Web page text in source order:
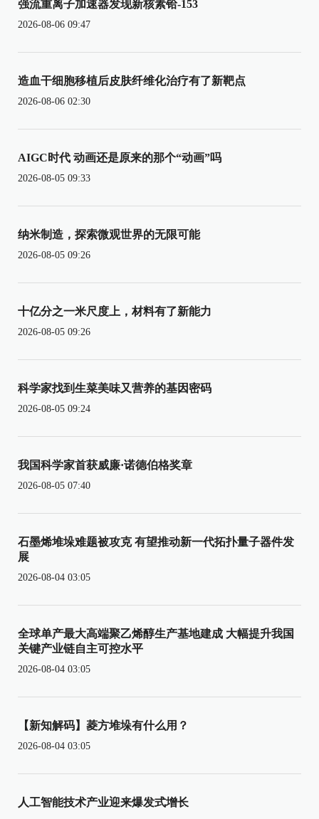
强流重离子加速器发现新核素铪-153
2026-08-06 09:47
造血干细胞移植后皮肤纤维化治疗有了新靶点
2026-08-06 02:30
AIGC时代 动画还是原来的那个“动画”吗
2026-08-05 09:33
纳米制造，探索微观世界的无限可能
2026-08-05 09:26
十亿分之一米尺度上，材料有了新能力
2026-08-05 09:26
科学家找到生菜美味又营养的基因密码
2026-08-05 09:24
我国科学家首获威廉·诺德伯格奖章
2026-08-05 07:40
石墨烯堆垛难题被攻克 有望推动新一代拓扑量子器件发
展
2026-08-04 03:05
全球单产最大高端聚乙烯醇生产基地建成 大幅提升我国
关键产业链自主可控水平
2026-08-04 03:05
【新知解码】菱方堆垛有什么用？
2026-08-04 03:05
人工智能技术产业迎来爆发式增长